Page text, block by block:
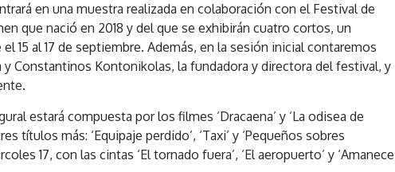
en una muestra realizada en colaboración con el Festival de
que nació en 2018 y del que se exhibirán cuatro cortos, un
15 al 17 de septiembre. Además, en la sesión inicial contaremos
y Constantinos Kontonikolas, la fundadora y directora del festival, y
estará compuesta por los filmes ‘Dracaena’ y ‘La odisea de
títulos más: ‘Equipaje perdido’, ‘Taxi’ y ‘Pequeños sobres
17, con las cintas ‘El tornado fuera’, ‘El aeropuerto’ y ‘Amanece